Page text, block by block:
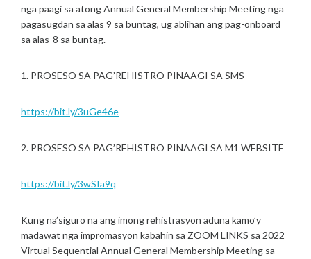
nga paagi sa atong Annual General Membership Meeting nga
pagasugdan sa alas 9 sa buntag, ug ablihan ang pag-onboard
sa alas-8 sa buntag.
1. PROSESO SA PAG’REHISTRO PINAAGI SA SMS
https://bit.ly/3uGe46e
2. PROSESO SA PAG’REHISTRO PINAAGI SA M1 WEBSITE
https://bit.ly/3wSIa9q
Kung na’siguro na ang imong rehistrasyon aduna kamo’y
madawat nga impromasyon kabahin sa ZOOM LINKS sa 2022
Virtual Sequential Annual General Membership Meeting sa